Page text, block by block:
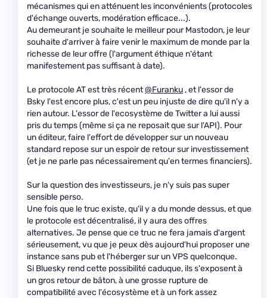
mécanismes qui en atténuent les inconvénients (protocoles
d'échange ouverts, modération efficace...).
Au demeurant je souhaite le meilleur pour Mastodon, je leur
souhaite d'arriver à faire venir le maximum de monde par la
richesse de leur offre (l'argument éthique n'étant
manifestement pas suffisant à date).
Le protocole AT est très récent@Furanku , et l'essor de
Bsky l'est encore plus, c'est un peu injuste de dire qu'il n'y a
rien autour. L'essor de l'ecosystème de Twitter a lui aussi
pris du temps (même si ça ne reposait que sur l'API). Pour
un éditeur, faire l'effort de développer sur un nouveau
standard repose sur un espoir de retour sur investissement
(et je ne parle pas nécessairement qu'en termes financiers).
Sur la question des investisseurs, je n'y suis pas super
sensible perso.
Une fois que le truc existe, qu'il y a du monde dessus, et que
le protocole est décentralisé, il y aura des offres
alternatives. Je pense que ce truc ne fera jamais d'argent
sérieusement, vu que je peux dès aujourd'hui proposer une
instance sans pub et l'héberger sur un VPS quelconque.
Si Bluesky rend cette possibilité caduque, ils s'exposent à
un gros retour de bâton, à une grosse rupture de
compatibilité avec l'écosystème et à un fork assez